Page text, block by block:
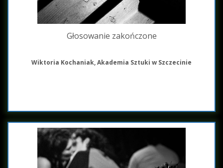
Głosowanie zakończone
Wiktoria Kochaniak, Akademia Sztuki w Szczecinie